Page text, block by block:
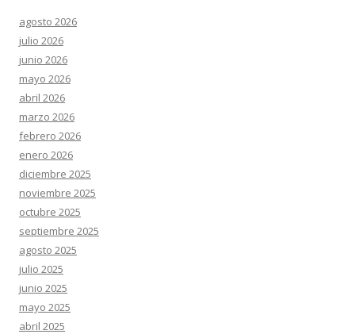
agosto 2026
julio 2026
junio 2026
mayo 2026
abril 2026
marzo 2026
febrero 2026
enero 2026
diciembre 2025
noviembre 2025
octubre 2025
septiembre 2025
agosto 2025
julio 2025
junio 2025
mayo 2025
abril 2025